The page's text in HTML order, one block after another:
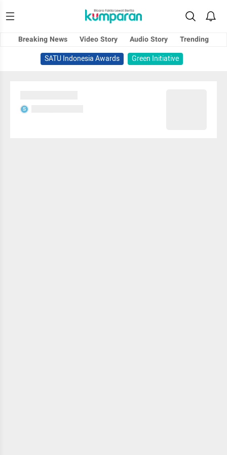
Breaking News Video Story Audio Story
Trending
SATU Indonesia Awards
Green Initiative
S